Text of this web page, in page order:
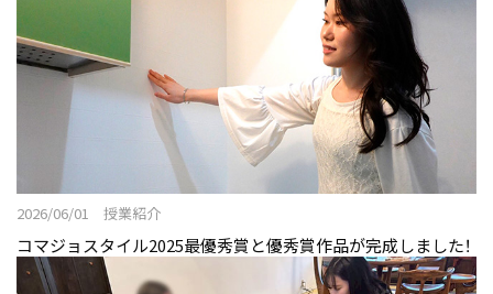
2026/06/01 授業紹介
コマジョスタイル2025最優秀賞と優秀賞作品が完成しました！